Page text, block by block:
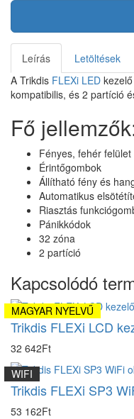
Leírás
Letöltések
A Trikdis FLEXi LED
kompatibilis, és 2 partíció
Fő
Fényes, fehér felület
Érintőgombok
Állítható fény és
Automatikus
Riasztás
Pánikkódok
32 zóna
2 partíció
Kapcsolódó
MAGYAR NYELVŰ
Trikdis FLEXi LCD
32 642Ft
WIFI
Trikdis FLEXi SP3
53 162Ft